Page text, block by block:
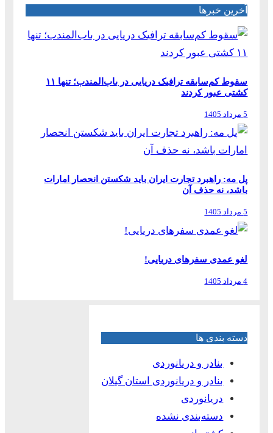
آخرین خبرها
سقوط کم‌سابقه ترافیک دریایی در باب‌المندب؛ تنها ۱۱
کشتی عبور کردند
5 مرداد 1405
پل مه: راهبرد تجارت ایران باید شکستن انحصار امارات
باشد، نه حذف آن
5 مرداد 1405
لغو عمدی سفرهای دریایی!
4 مرداد 1405
دسته بندی ها
بنادر و دریانوردی
بنادر و دریانوردی استان گیلان
دریانوردی
دسته‌بندی نشده